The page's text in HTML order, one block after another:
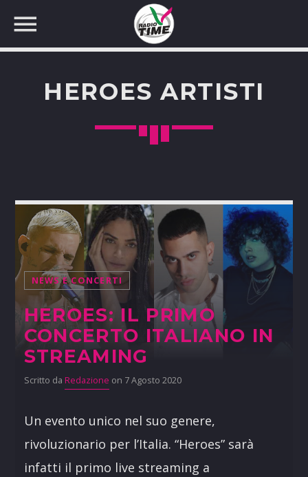
HEROES ARTISTI
NEWS E CONCERTI
HEROES: IL PRIMO
CONCERTO ITALIANO IN
STREAMING
Scritto da Redazione on 7 Agosto 2020
Un evento unico nel suo genere,
rivoluzionario per l’Italia. “Heroes” sarà
infatti il primo live streaming a